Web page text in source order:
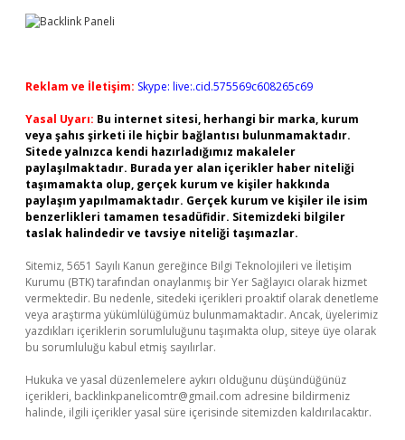
Reklam ve İletişim: Skype: live:.cid.575569c608265c69
Yasal Uyarı: Bu internet sitesi, herhangi bir marka, kurum
veya şahıs şirketi ile hiçbir bağlantısı bulunmamaktadır.
Sitede yalnızca kendi hazırladığımız makaleler
paylaşılmaktadır. Burada yer alan içerikler haber niteliği
taşımamakta olup, gerçek kurum ve kişiler hakkında
paylaşım yapılmamaktadır. Gerçek kurum ve kişiler ile isim
benzerlikleri tamamen tesadüfidir. Sitemizdeki bilgiler
taslak halindedir ve tavsiye niteliği taşımazlar.
Sitemiz, 5651 Sayılı Kanun gereğince Bilgi Teknolojileri ve İletişim
Kurumu (BTK) tarafından onaylanmış bir Yer Sağlayıcı olarak hizmet
vermektedir. Bu nedenle, sitedeki içerikleri proaktif olarak denetleme
veya araştırma yükümlülüğümüz bulunmamaktadır. Ancak, üyelerimiz
yazdıkları içeriklerin sorumluluğunu taşımakta olup, siteye üye olarak
bu sorumluluğu kabul etmiş sayılırlar.
Hukuka ve yasal düzenlemelere aykırı olduğunu düşündüğünüz
içerikleri, backlinkpanelicomtr@gmail.com adresine bildirmeniz
halinde, ilgili içerikler yasal süre içerisinde sitemizden kaldırılacaktır.